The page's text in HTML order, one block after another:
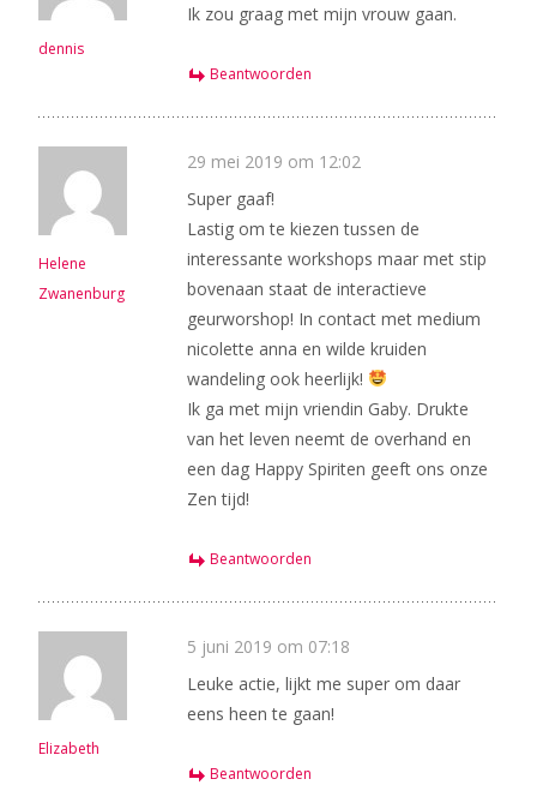
dennis
Ik zou graag met mijn vrouw gaan.
Beantwoorden
Helene
Zwanenburg
29 mei 2019 om 12:02
Super gaaf!
Lastig om te kiezen tussen de
interessante workshops maar met stip
bovenaan staat de interactieve
geurworshop! In contact met medium
nicolette anna en wilde kruiden
wandeling ook heerlijk!
Ik ga met mijn vriendin Gaby. Drukte
van het leven neemt de overhand en
een dag Happy Spiriten geeft ons onze
Zen tijd!
Beantwoorden
Elizabeth
5 juni 2019 om 07:18
Leuke actie, lijkt me super om daar
eens heen te gaan!
Beantwoorden